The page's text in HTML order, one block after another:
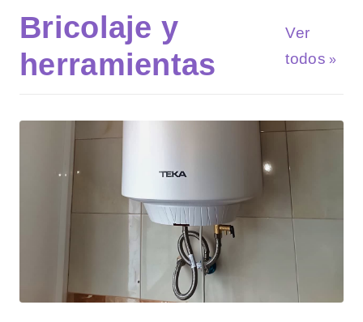
Bricolaje y
herramientas
Ver
todos